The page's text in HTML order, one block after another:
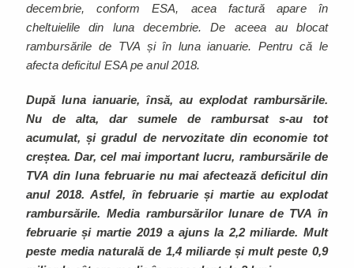
decembrie, conform ESA, acea factură apare în
cheltuielile din luna decembrie. De aceea au blocat
rambursările de TVA și în luna ianuarie. Pentru că le
afecta deficitul ESA pe anul 2018.
După luna ianuarie, însă, au explodat rambursările.
Nu de alta, dar sumele de rambursat s-au tot
acumulat, și gradul de nervozitate din economie tot
creștea. Dar, cel mai important lucru, rambursările de
TVA din luna februarie nu mai afectează deficitul din
anul 2018. Astfel, în februarie și martie au explodat
rambursările. Media rambursărilor lunare de TVA în
februarie și martie 2019 a ajuns la 2,2 miliarde. Mult
peste media naturală de 1,4 miliarde și mult peste 0,9